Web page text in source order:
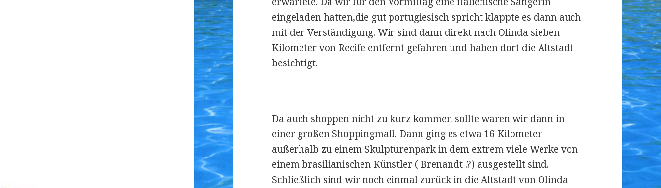
eingeladen hatten,die gut portugiesisch spricht klappte es dann auch
mit der Verständigung. Wir sind dann direkt nach Olinda sieben
Kilometer von Recife entfernt gefahren und haben dort die Altstadt
besichtigt.
Da auch shoppen nicht zu kurz kommen sollte waren wir dann in
einer großen Shoppingmall. Dann ging es etwa 16 Kilometer
außerhalb zu einem Skulpturenpark in dem extrem viele Werke von
einem brasilianischen Künstler ( Brenandt .?) ausgestellt sind.
Schließlich sind wir noch einmal zurück in die Altstadt von Olinda